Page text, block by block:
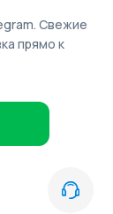
Свежие
прямо к